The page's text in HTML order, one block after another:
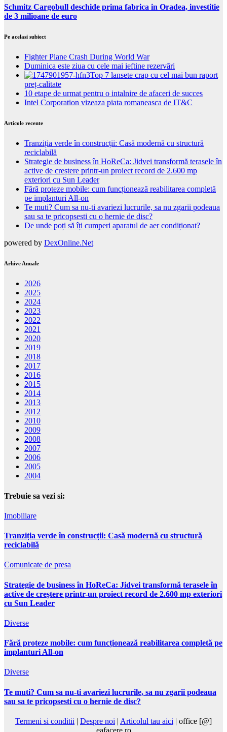
Schmitz Cargobull deschide prima fabrica in Oradea, investitie
de 3 milioane de euro
Pe acelasi subiect
Fighter Plane Crash During World War
Duminica este ziua cu cele mai ieftine rezervări
Top 7 lansete crap cu cel mai bun raport
preț-calitate
10 etape de urmat pentru o intalnire de afaceri de succes
Intel Corporation vizeaza piata romaneasca de IT&C
Articole recente
Tranziția verde în construcții: Casă modernă cu structură
reciclabilă
Strategie de business în HoReCa: Jidvei transformă terasele în
active de creștere printr-un proiect record de 2.600 mp
exteriori cu Sun Leader
Fără proteze mobile: cum funcționează reabilitarea completă
pe implanturi All-on
Te muti? Cum sa nu-ti avariezi lucrurile, sa nu zgarii podeaua
sau sa te pricopsesti cu o hernie de disc?
De unde poți să îți cumperi aparatul de aer condiționat?
powered by DexOnline.Net
Arhive Anuale
2026
2025
2024
2023
2022
2021
2020
2019
2018
2017
2016
2015
2014
2013
2012
2010
2009
2008
2007
2006
2005
2004
Trebuie sa vezi si:
Imobiliare
Tranziția verde în construcții: Casă modernă cu structură
reciclabilă
Comunicate de presa
Strategie de business în HoReCa: Jidvei transformă terasele în
active de creștere printr-un proiect record de 2.600 mp exteriori
cu Sun Leader
Diverse
Fără proteze mobile: cum funcționează reabilitarea completă pe
implanturi All-on
Diverse
Te muti? Cum sa nu-ti avariezi lucrurile, sa nu zgarii podeaua
sau sa te pricopsesti cu o hernie de disc?
Termeni si conditii | Despre noi | Articolul tau aici | office [@]
eafacere.ro